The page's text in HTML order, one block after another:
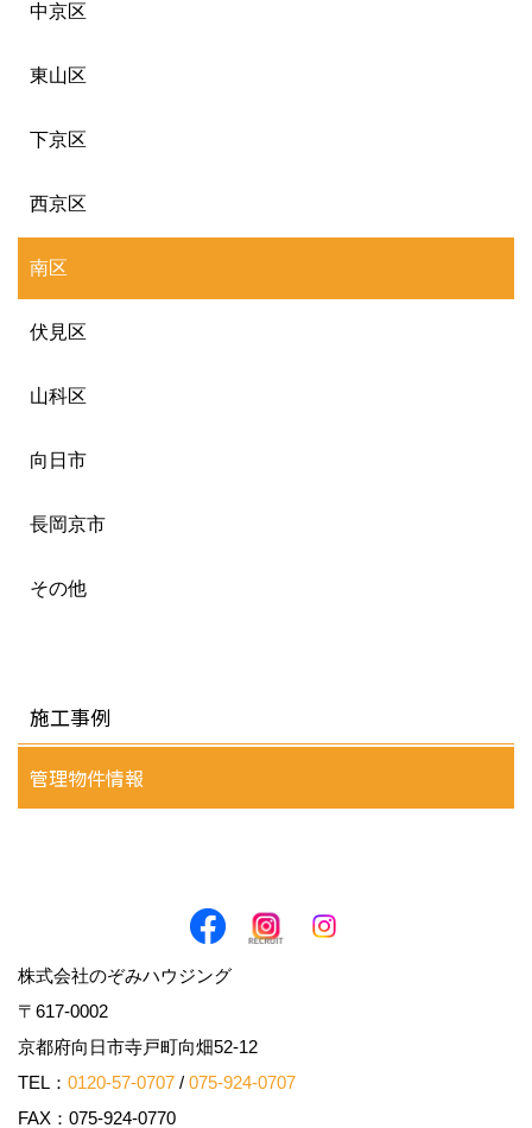
中京区
東山区
下京区
西京区
南区
伏見区
山科区
向日市
長岡京市
その他
施工事例
管理物件情報
株式会社のぞみハウジング
〒617-0002
京都府向日市寺戸町向畑52-12
TEL： 0120-57-0707 / 075-924-0707
FAX：075-924-0770